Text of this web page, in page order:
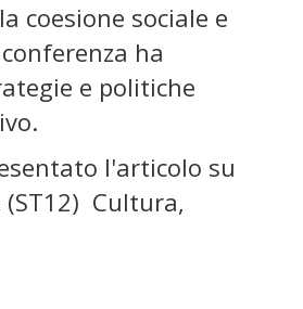
coesione sociale e
ha
e politiche
l'articolo su
(ST12) Cultura,